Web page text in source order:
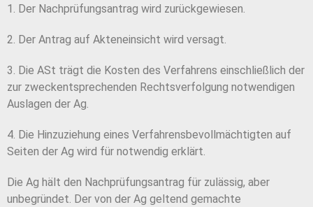
1. Der Nachprüfungsantrag wird zurückgewiesen.
2. Der Antrag auf Akteneinsicht wird versagt.
3. Die ASt trägt die Kosten des Verfahrens einschließlich der
zur zweckentsprechenden Rechtsverfolgung notwendigen
Auslagen der Ag.
4. Die Hinzuziehung eines Verfahrensbevollmächtigten auf
Seiten der Ag wird für notwendig erklärt.
Die Ag hält den Nachprüfungsantrag für zulässig, aber
unbegründet. Der von der Ag geltend gemachte